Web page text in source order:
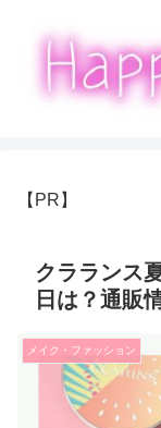
【PR】
クラランス
日は？通販
メイク・ファッション